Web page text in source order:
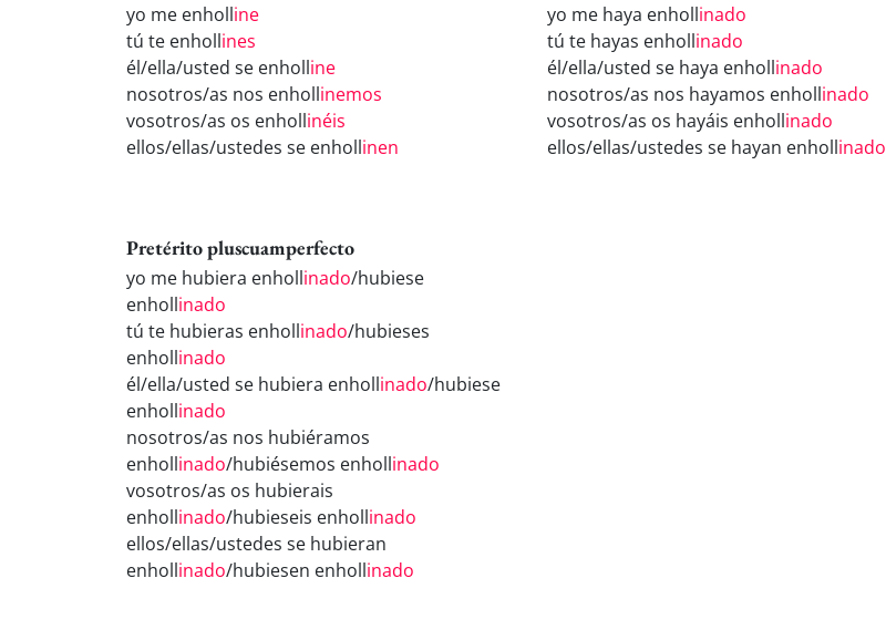
yo me enholline
tú te enhollines
él/ella/usted se enholline
nosotros/as nos enhollinemos
vosotros/as os enhollinéis
ellos/ellas/ustedes se enhollinen
yo me haya enhollinado
tú te hayas enhollinado
él/ella/usted se haya enhollinado
nosotros/as nos hayamos enhollinado
vosotros/as os hayáis enhollinado
ellos/ellas/ustedes se hayan enhollinado
Pretérito pluscuamperfecto
yo me hubiera enhollinado/hubiese
enhollinado
tú te hubieras enhollinado/hubieses
enhollinado
él/ella/usted se hubiera enhollinado/hubiese
enhollinado
nosotros/as nos hubiéramos
enhollinado/hubiésemos enhollinado
vosotros/as os hubierais
enhollinado/hubieseis enhollinado
ellos/ellas/ustedes se hubieran
enhollinado/hubiesen enhollinado